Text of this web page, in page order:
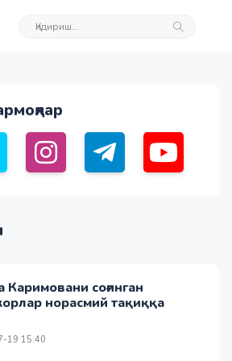
Каримовани соғинган
норасмий тақиққа
19 15:40